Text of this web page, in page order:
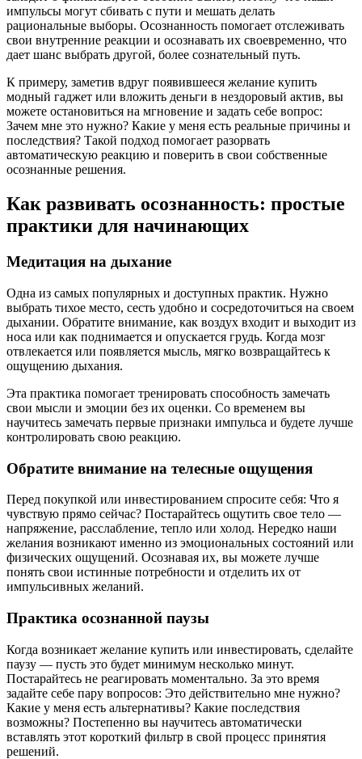
импульсы могут сбивать с пути и мешать делать
рациональные выборы. Осознанность помогает отслеживать
свои внутренние реакции и осознавать их своевременно, что
дает шанс выбрать другой, более сознательный путь.
К примеру, заметив вдруг появившееся желание купить
модный гаджет или вложить деньги в нездоровый актив, вы
можете остановиться на мгновение и задать себе вопрос:
Зачем мне это нужно? Какие у меня есть реальные причины и
последствия? Такой подход помогает разорвать
автоматическую реакцию и поверить в свои собственные
осознанные решения.
Как развивать осознанность: простые
практики для начинающих
Медитация на дыхание
Одна из самых популярных и доступных практик. Нужно
выбрать тихое место, сесть удобно и сосредоточиться на своем
дыхании. Обратите внимание, как воздух входит и выходит из
носа или как поднимается и опускается грудь. Когда мозг
отвлекается или появляется мысль, мягко возвращайтесь к
ощущению дыхания.
Эта практика помогает тренировать способность замечать
свои мысли и эмоции без их оценки. Со временем вы
научитесь замечать первые признаки импульса и будете лучше
контролировать свою реакцию.
Обратите внимание на телесные ощущения
Перед покупкой или инвестированием спросите себя: Что я
чувствую прямо сейчас? Постарайтесь ощутить свое тело —
напряжение, расслабление, тепло или холод. Нередко наши
желания возникают именно из эмоциональных состояний или
физических ощущений. Осознавая их, вы можете лучше
понять свои истинные потребности и отделить их от
импульсивных желаний.
Практика осознанной паузы
Когда возникает желание купить или инвестировать, сделайте
паузу — пусть это будет минимум несколько минут.
Постарайтесь не реагировать моментально. За это время
задайте себе пару вопросов: Это действительно мне нужно?
Какие у меня есть альтернативы? Какие последствия
возможны? Постепенно вы научитесь автоматически
вставлять этот короткий фильтр в свой процесс принятия
решений.